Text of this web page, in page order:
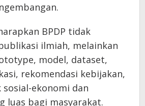
BPDP tidak
ilmiah, melainkan
model, dataset,
rekomendasi kebijakan,
ekonomi dan
luas bagi masyarakat.